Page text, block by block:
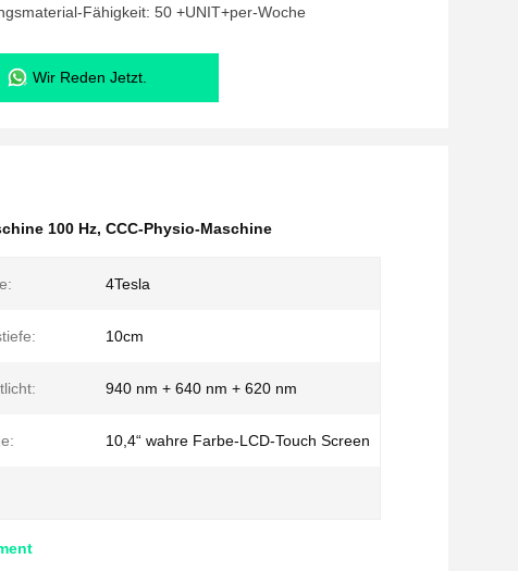
Fähigkeit: 50 +UNIT+per-Woche
Wir Reden Jetzt.
100 Hz, CCC-Physio-Maschine
4Tesla
10cm
940 nm + 640 nm + 620 nm
10,4“ wahre Farbe-LCD-Touch Screen